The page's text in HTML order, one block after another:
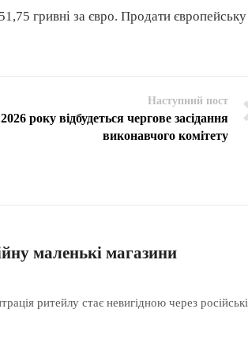
гривні за євро. Продати європейську
Наступний пост
року відбудеться чергове засідання
виконавчого комітету
маленькі магазини
ритейлу стає невигідною через російські